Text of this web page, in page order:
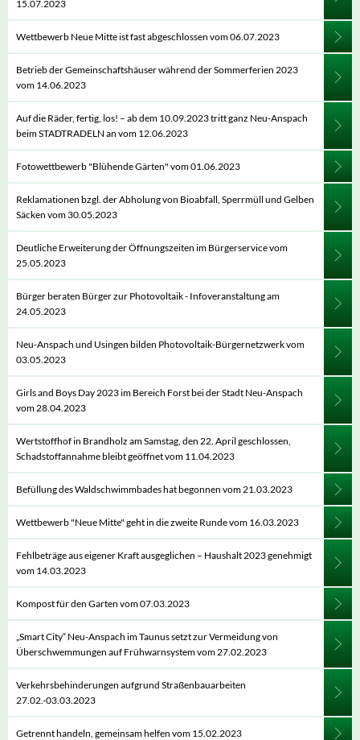
15.07.2023
Wettbewerb Neue Mitte ist fast abgeschlossen vom 06.07.2023
Betrieb der Gemeinschaftshäuser während der Sommerferien 2023
vom 14.06.2023
Auf die Räder, fertig, los! – ab dem 10.09.2023 tritt ganz Neu-Anspach
beim STADTRADELN an vom 12.06.2023
Fotowettbewerb "Blühende Gärten" vom 01.06.2023
Reklamationen bzgl. der Abholung von Bioabfall, Sperrmüll und Gelben
Säcken vom 30.05.2023
Deutliche Erweiterung der Öffnungszeiten im Bürgerservice vom
25.05.2023
Bürger beraten Bürger zur Photovoltaik - Infoveranstaltung am
24.05.2023
Neu-Anspach und Usingen bilden Photovoltaik-Bürgernetzwerk vom
03.05.2023
Girls and Boys Day 2023 im Bereich Forst bei der Stadt Neu-Anspach
vom 28.04.2023
Wertstoffhof in Brandholz am Samstag, den 22. April geschlossen,
Schadstoffannahme bleibt geöffnet vom 11.04.2023
Befüllung des Waldschwimmbades hat begonnen vom 21.03.2023
Wettbewerb "Neue Mitte" geht in die zweite Runde vom 16.03.2023
Fehlbeträge aus eigener Kraft ausgeglichen – Haushalt 2023 genehmigt
vom 14.03.2023
Kompost für den Garten vom 07.03.2023
„Smart City“ Neu-Anspach im Taunus setzt zur Vermeidung von
Überschwemmungen auf Frühwarnsystem vom 27.02.2023
Verkehrsbehinderungen aufgrund Straßenbauarbeiten
27.02.-03.03.2023
Getrennt handeln, gemeinsam helfen vom 15.02.2023